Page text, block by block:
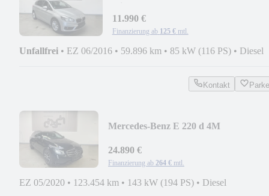
11.990 €
Finanzierung ab 125 € mtl.
Unfallfrei • EZ 06/2016 • 59.896 km • 85 kW (116 PS) • Diesel
Kontakt
Mercedes-Benz E 220 d 4M
24.890 €
Finanzierung ab 264 € mtl.
EZ 05/2020 • 123.454 km • 143 kW (194 PS) • Diesel